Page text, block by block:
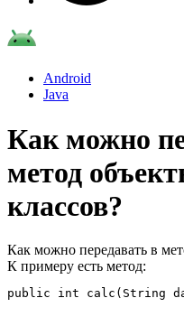
Android
Java
Как можно
метод
классов?
Как можно передавать в
К примеру есть метод:
public int calc(String